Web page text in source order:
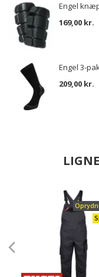
Engel
169,00 kr.
Engel 3-
209,00 kr.